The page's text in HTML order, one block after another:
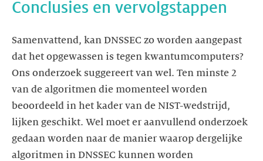
Conclusies en vervolgstappen
Samenvattend, kan DNSSEC zo worden aangepast
dat het opgewassen is tegen kwantumcomputers?
Ons onderzoek suggereert van wel. Ten minste 2
van de algoritmen die momenteel worden
beoordeeld in het kader van de NIST-wedstrijd,
lijken geschikt. Wel moet er aanvullend onderzoek
gedaan worden naar de manier waarop dergelijke
algoritmen in DNSSEC kunnen worden